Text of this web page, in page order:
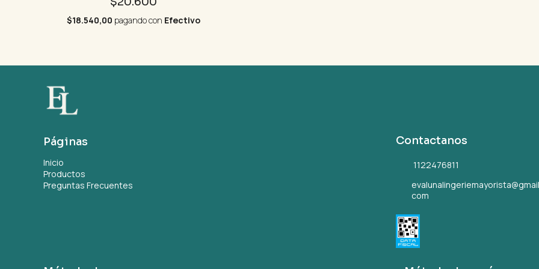
$18.540,00 pagando con Efectivo
Páginas
Inicio
Productos
Preguntas Frecuentes
Contactanos
1122476811
com